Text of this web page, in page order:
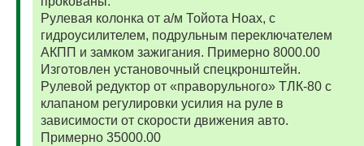
Рулевая колонка от а/м Тойота Ноах, с
гидроусилителем, подрульным переключателем
АКПП и замком зажигания. Примерно 8000.00
Изготовлен установочный спецкронштейн.
Рулевой редуктор от «праворульного» ТЛК-80 с
клапаном регулировки усилия на руле в
зависимости от скорости движения авто.
Примерно 35000.00